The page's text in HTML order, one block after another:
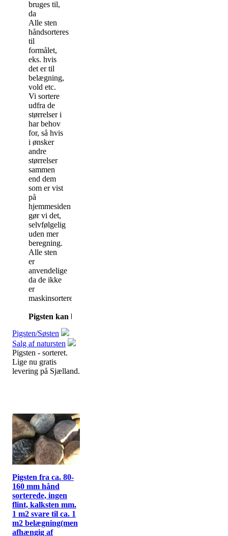
bruges til,
da
Alle sten
håndsorteres
til
formålet,
eks. hvis
det er til
belægning,
vold etc.
Vi sortere
udfra de
størrelser i
har behov
for, så hvis
i ønsker
andre
størrelser
sammen
end dem
som er vist
på
hjemmesiden
gør vi det,
selvfølgelig
uden mer
beregning.
Alle sten
er
anvendelige
da de ikke
er
maskinsorterede.
Pigsten kan bruges til belægning - jordvolde/bede -
Pigsten/Søsten
Salg af natursten
Pigsten - sorteret.
Lige nu gratis
levering på Sjælland.
Pigsten fra ca. 80-
160 mm hånd
sorterede, ingen
flint, kalksten mm.
1 m2 svare til ca. 1
m2 belægning(men
afhængig af